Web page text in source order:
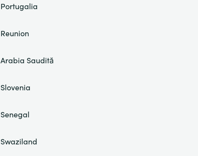
Portugalia
Reunion
Arabia Saudită
Slovenia
Senegal
Swaziland